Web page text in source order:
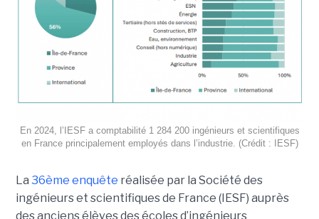
En 2024, l’IESF a comptabilité 1 284 200 ingénieurs et scientifiques
en France principalement employés dans l’industrie. (Crédit : IESF)
La 36ème enquête réalisée par la Société des
ingénieurs et scientifiques de France (IESF) auprès
des anciens élèves des écoles d’ingénieurs